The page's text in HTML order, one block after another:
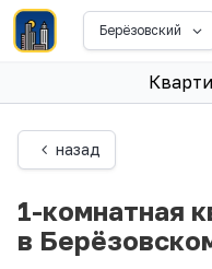
Берёзовский
назад
1-комнатная
в